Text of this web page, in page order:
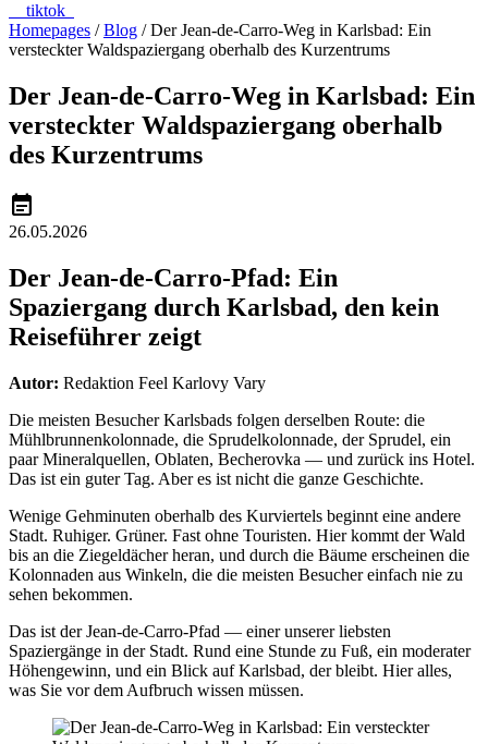
tiktok
Homepages /Blog /Der Jean-de-Carro-Weg in Karlsbad: Ein
versteckter Waldspaziergang oberhalb des Kurzentrums
Der Jean-de-Carro-Weg in Karlsbad: Ein
versteckter Waldspaziergang oberhalb
des Kurzentrums
event_note
26.05.2026
Der Jean-de-Carro-Pfad: Ein
Spaziergang durch Karlsbad, den kein
Reiseführer zeigt
Autor: Redaktion Feel Karlovy Vary
Die meisten Besucher Karlsbads folgen derselben Route: die
Mühlbrunnenkolonnade, die Sprudelkolonnade, der Sprudel, ein
paar Mineralquellen, Oblaten, Becherovka — und zurück ins Hotel.
Das ist ein guter Tag. Aber es ist nicht die ganze Geschichte.
Wenige Gehminuten oberhalb des Kurviertels beginnt eine andere
Stadt. Ruhiger. Grüner. Fast ohne Touristen. Hier kommt der Wald
bis an die Ziegeldächer heran, und durch die Bäume erscheinen die
Kolonnaden aus Winkeln, die die meisten Besucher einfach nie zu
sehen bekommen.
Das ist der Jean-de-Carro-Pfad — einer unserer liebsten
Spaziergänge in der Stadt. Rund eine Stunde zu Fuß, ein moderater
Höhengewinn, und ein Blick auf Karlsbad, der bleibt. Hier alles,
was Sie vor dem Aufbruch wissen müssen.